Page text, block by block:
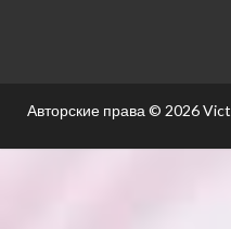
Авторские права © 2026